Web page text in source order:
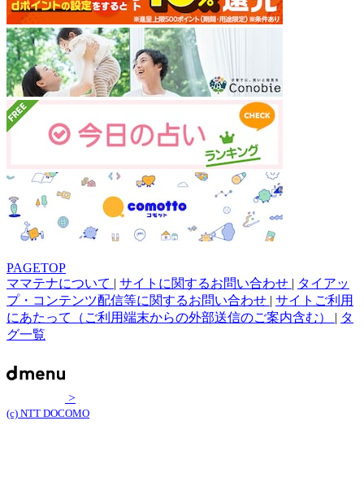
PAGETOP
ママテナについて | サイトに関するお問い合わせ | タイアッ
プ・コンテンツ配信等に関するお問い合わせ | サイトご利用
にあたって（ご利用端末からの外部送信のご案内含む） | タ
グ一覧
>
(c) NTT DOCOMO